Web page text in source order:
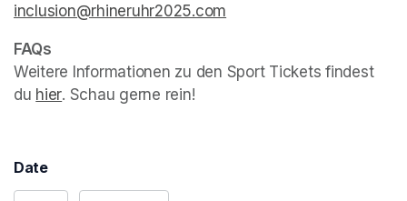
inclusion@rhineruhr2025.com
Weitere Informationen zu den Sport Tickets findest
du hier(opens in a new tab)
. Schau gerne rein!
Date